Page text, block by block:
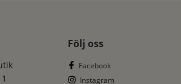
Följ oss
Facebook
Instagram